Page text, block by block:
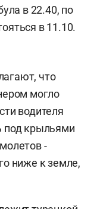
в 22.40, по
в 11.10.
что
могло
водителя
под крыльями
-
ниже к земле,